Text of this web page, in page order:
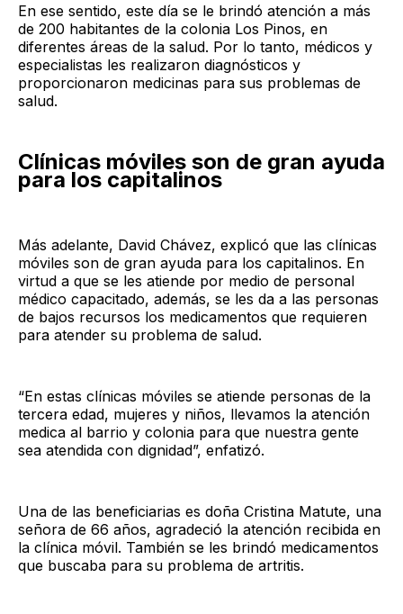
En ese sentido, este día se le brindó atención a más
de 200 habitantes de la colonia Los Pinos, en
diferentes áreas de la salud. Por lo tanto, médicos y
especialistas les realizaron diagnósticos y
proporcionaron medicinas para sus problemas de
salud.
Clínicas móviles son de gran ayuda
para los capitalinos
Más adelante, David Chávez, explicó que las clínicas
móviles son de gran ayuda para los capitalinos. En
virtud a que se les atiende por medio de personal
médico capacitado, además, se les da a las personas
de bajos recursos los medicamentos que requieren
para atender su problema de salud.
“En estas clínicas móviles se atiende personas de la
tercera edad, mujeres y niños, llevamos la atención
medica al barrio y colonia para que nuestra gente
sea atendida con dignidad”, enfatizó.
Una de las beneficiarias es doña Cristina Matute, una
señora de 66 años, agradeció la atención recibida en
la clínica móvil. También se les brindó medicamentos
que buscaba para su problema de artritis.